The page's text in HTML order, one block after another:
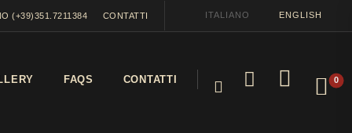
(+39)351.7211384 CONTATTI ITALIANO ENGLISH
FAQS CONTATTI 0